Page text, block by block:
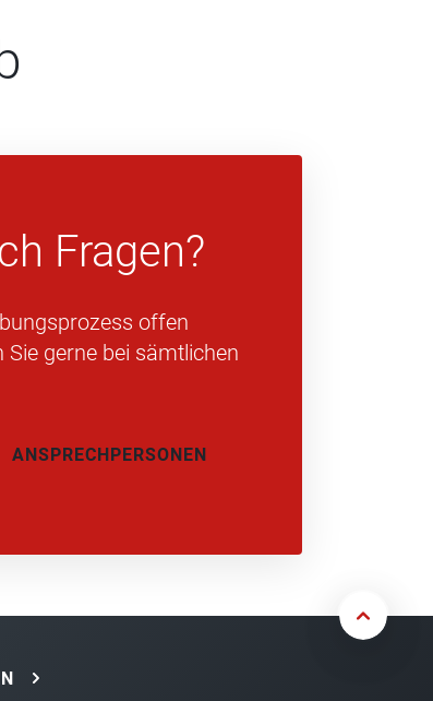
Fragen?
offen
gerne bei sämtlichen
ANSPRECHPERSONEN